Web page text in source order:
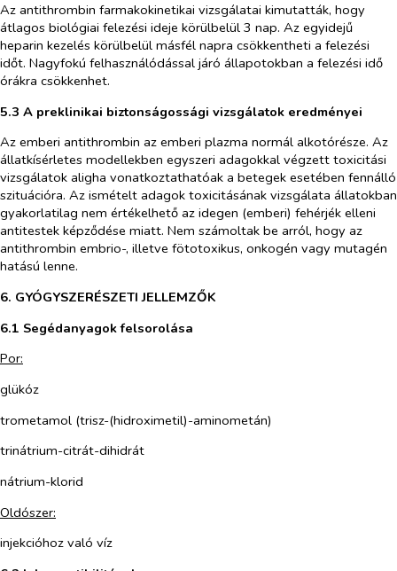
Az antithrombin farmakokinetikai vizsgálatai kimutatták, hogy
átlagos biológiai felezési ideje körülbelül 3 nap. Az egyidejű
heparin kezelés körülbelül másfél napra csökkentheti a felezési
időt. Nagyfokú felhasználódással járó állapotokban a felezési idő
órákra csökkenhet.
5.3 A preklinikai biztonságossági vizsgálatok eredményei
Az emberi antithrombin az emberi plazma normál alkotórésze. Az
állatkísérletes modellekben egyszeri adagokkal végzett toxicitási
vizsgálatok aligha vonatkoztathatóak a betegek esetében fennálló
szituációra. Az ismételt adagok toxicitásának vizsgálata állatokban
gyakorlatilag nem értékelhető az idegen (emberi) fehérjék elleni
antitestek képződése miatt. Nem számoltak be arról, hogy az
antithrombin embrio-, illetve fötotoxikus, onkogén vagy mutagén
hatású lenne.
6. GYÓGYSZERÉSZETI JELLEMZŐK
6.1 Segédanyagok felsorolása
Por:
glükóz
trometamol (trisz-(hidroximetil)-aminometán)
trinátrium-citrát-dihidrát
nátrium-klorid
Oldószer:
injekcióhoz való víz